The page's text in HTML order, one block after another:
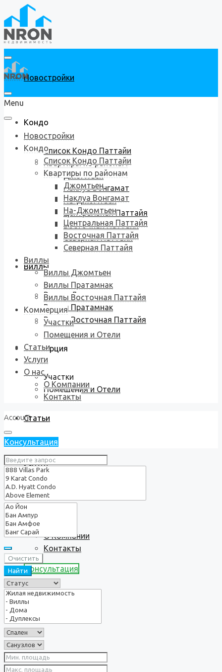
Новостройки
Кондо
Список Кондо Паттайи
Квартиры по районам
Джомтьен
Наклуа Вонгамат
На-Джомтьен
Центральная Паттайя
Восточная Паттайя
Северная Паттайя
Виллы
Виллы Джомтьен
Виллы Пратамнак
Виллы Восточная Паттайя
Коммерция
Участки
Помещения и Отели
Статьи
Услуги
О нас
О Компании
Контакты
Консультация
Menu
Новостройки
Кондо
Список Кондо Паттайи
Квартиры по районам
Джомтьен
Наклуа Вонгамат
На-Джомтьен
Центральная Паттайя
Восточная Паттайя
Северная Паттайя
Виллы
Виллы Джомтьен
Виллы Пратамнак
Виллы Восточная Паттайя
Коммерция
Участки
Помещения и Отели
Статьи
Услуги
О нас
О Компании
Контакты
Account
Консультация
Очистить
Найти